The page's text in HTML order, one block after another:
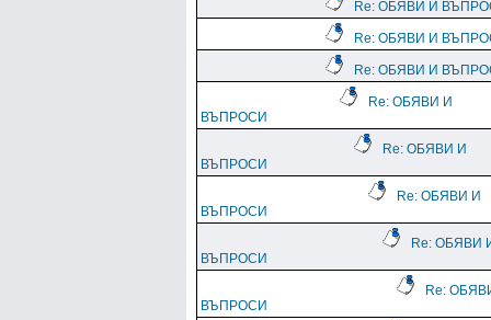
Re: ОБЯВИ И
Re: ОБЯВИ И
Re: ОБЯВИ И
Re: ОБЯВИ И
ВЪПРОСИ
Re: ОБЯВИ И
ВЪПРОСИ
Re: ОБЯВИ И
ВЪПРОСИ
Re: ОБЯВИ
ВЪПРОСИ
Re:
ВЪПРОСИ